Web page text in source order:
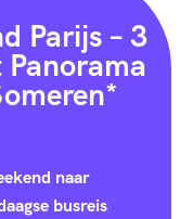
Parijs – 3
Panorama
naar
busreis